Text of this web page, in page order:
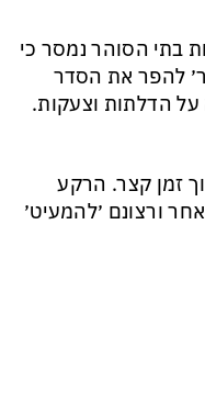
בתי הסוהר נמסר כי
להפר את הסדר
הדלתות וצעקות.
זמן קצר. הרקע
ורצונם ׳להמעיט׳